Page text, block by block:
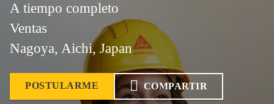
A tiempo completo
Ventas
Nagoya, Aichi, Japan
POSTULARME COMPARTIR